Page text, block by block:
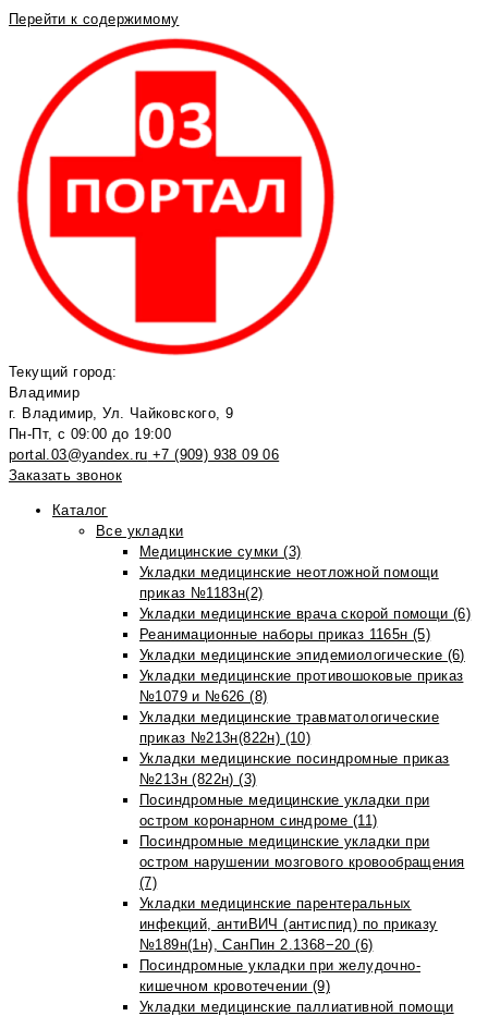
Перейти к содержимому
Текущий город:
Владимир
г. Владимир, Ул. Чайковского, 9
Пн-Пт, с 09:00 до 19:00
portal.03@yandex.ru +7 (909) 938 09 06
Заказать звонок
Каталог
Все укладки
Медицинские сумки (3)
Укладки медицинские неотложной помощи
приказ №1183н(2)
Укладки медицинские врача скорой помощи (6)
Реанимационные наборы приказ 1165н (5)
Укладки медицинские эпидемиологические (6)
Укладки медицинские противошоковые приказ
№1079 и №626 (8)
Укладки медицинские травматологические
приказ №213н(822н) (10)
Укладки медицинские посиндромные приказ
№213н (822н) (3)
Посиндромные медицинские укладки при
остром коронарном синдроме (11)
Посиндромные медицинские укладки при
остром нарушении мозгового кровообращения
(7)
Укладки медицинские парентеральных
инфекций, антиВИЧ (антиспид) по приказу
№189н(1н), СанПин 2.1368−20 (6)
Посиндромные укладки при желудочно-
кишечном кровотечении (9)
Укладки медицинские паллиативной помощи